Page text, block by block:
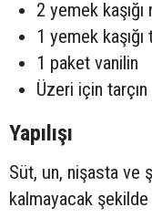
2 yemek
1 yemek kaşığı
1 paket vanilin
Üzeri için
Yapılışı
Süt, un, nişasta ve
kalmayacak şekilde